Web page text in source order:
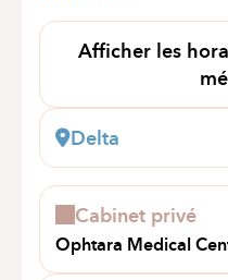
Afficher les
Delta
Boulevard du
1160 Auderghem
+32 2 434 81 09
Rendez-vous
Cabinet privé
Ophtara Medical
avenue Louise 199